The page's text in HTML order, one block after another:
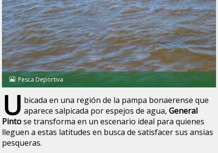
Pesca Deportiva
U bicada en una región de la pampa bonaerense que
aparece salpicada por espejos de agua,General
Pintose transforma en un escenario ideal para quienes
lleguen a estas latitudes en busca de satisfacer sus ansias
pesqueras.